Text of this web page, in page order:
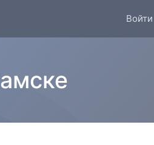
Войти